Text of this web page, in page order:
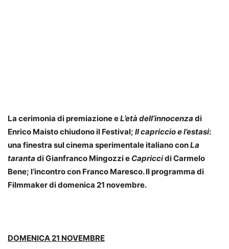
La cerimonia di premiazione eL’età dell’innocenza di
Enrico Maisto chiudono il Festival; Il capriccio e l’estasi:
una finestra sul cinema sperimentale italiano conLa
taranta di Gianfranco Mingozzi e Capriccidi Carmelo
Bene; l’incontro con Franco Maresco. Il programma di
Filmmaker di domenica 21 novembre.
DOMENICA 21 NOVEMBRE